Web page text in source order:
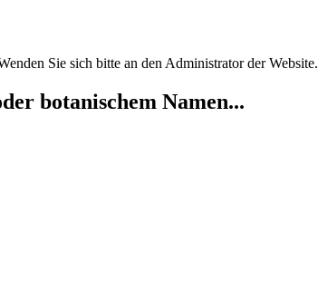
Sie sich bitte an den Administrator der Website.
botanischem Namen...